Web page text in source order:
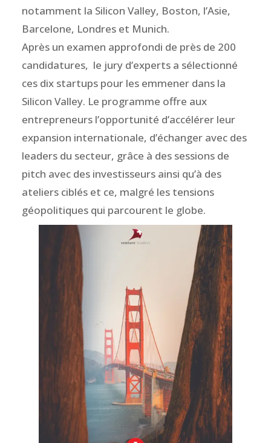
notamment la Silicon Valley, Boston, l’Asie,
Barcelone, Londres et Munich.
Après un examen approfondi de près de 200
candidatures, le jury d’experts a sélectionné
ces dix startups pour les emmener dans la
Silicon Valley. Le programme offre aux
entrepreneurs l’opportunité d’accélérer leur
expansion internationale, d’échanger avec des
leaders du secteur, grâce à des sessions de
pitch avec des investisseurs ainsi qu’à des
ateliers ciblés et ce, malgré les tensions
géopolitiques qui parcourent le globe.